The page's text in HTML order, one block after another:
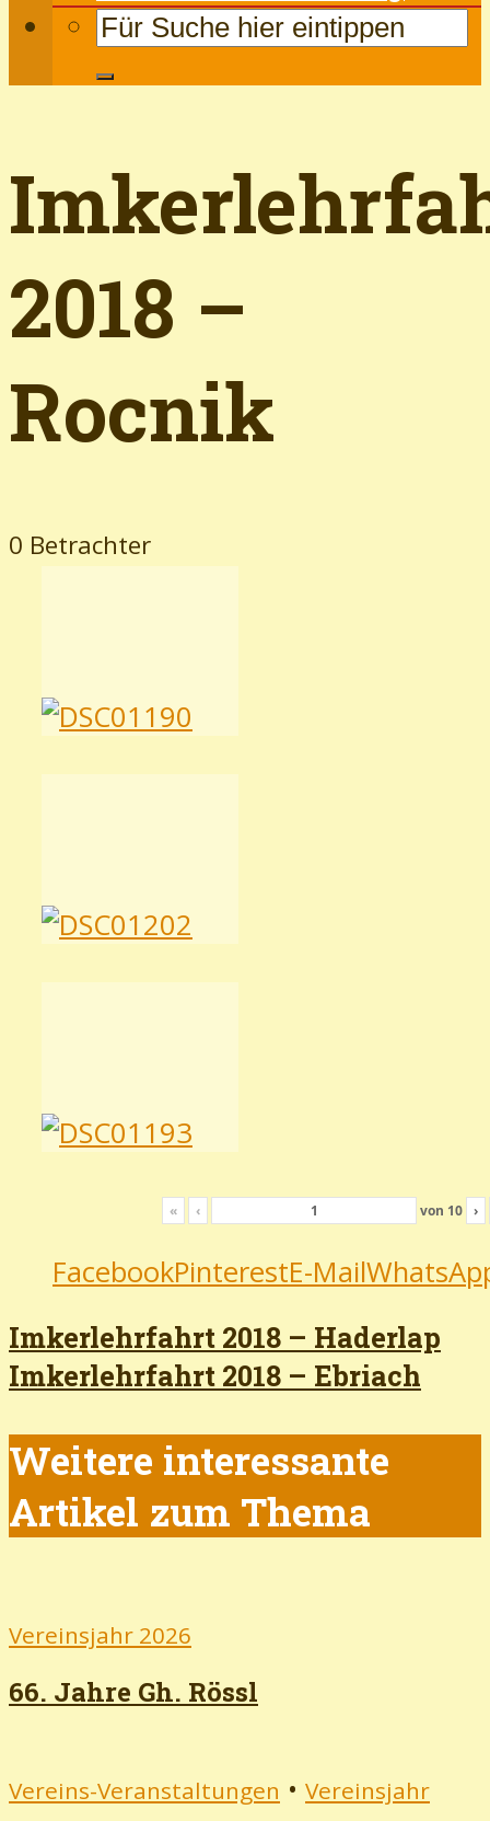
2018 –
Rocnik
0 Betrachter
« ‹ von 10 ›
FacebookPinterestE-Mail
Imkerlehrfahrt 2018 – Haderlap
Imkerlehrfahrt 2018 – Ebriach
Weitere interessante
Artikel zum Thema
Vereinsjahr 2026
66. Jahre Gh. Rössl
Vereins-Veranstaltungen • Vereinsjahr